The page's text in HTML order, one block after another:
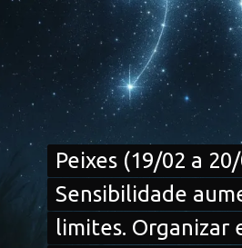
Peixes (19/02 a
Sensibilidade
limites. Organizar
Peixes (19/02 a
Sensibilidade
limites. Organizar